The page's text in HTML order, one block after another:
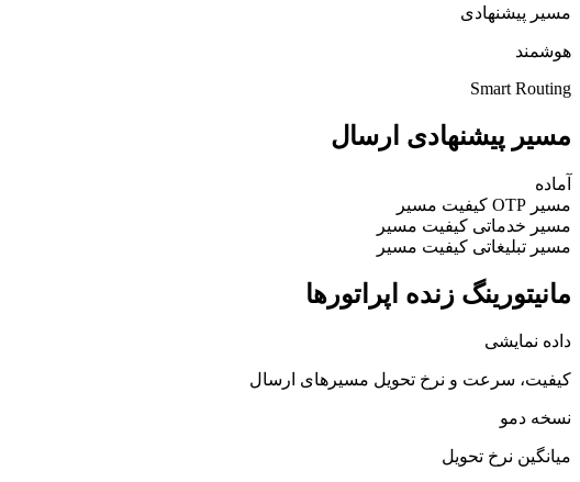
مسیر پیشنهادی
هوشمند
Smart Routing
مسیر پیشنهادی ارسال
آماده
مسیر OTP
کیفیت مسیر
مسیر خدماتی کیفیت مسیر
مسیر تبلیغاتی کیفیت مسیر
مانیتورینگ زنده اپراتورها
داده نمایشی
کیفیت، سرعت و نرخ تحویل مسیرهای ارسال
نسخه دمو
میانگین نرخ تحویل